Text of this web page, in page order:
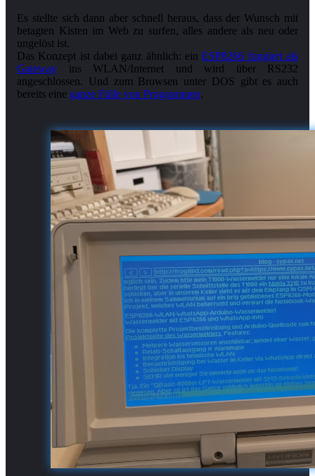
Es stellte sich dann aber schnell heraus, dass der Wunsch mit
betagten Kisten im Web zu surfen, alles andere als neu oder
ungelöst ist.
Das Konzept ist dabei ganz ähnlich: einESP8266 fungiert als
Gateway ins WLAN/Internet und wird über RS232
angeschlossen. Und zum Browsen unter DOS gibt es auch
bereits eine ganze Fülle von Programmen.